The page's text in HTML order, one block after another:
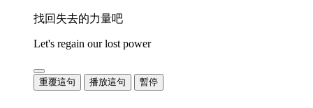
找回失去的力量吧
Let's regain our lost power
重覆這句 播放這句 暫停